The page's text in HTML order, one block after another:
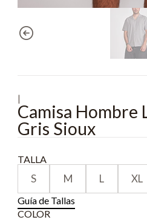
|
Camisa Hombre
Gris Sioux
TALLA
S M L XL
Guía de Tallas
COLOR